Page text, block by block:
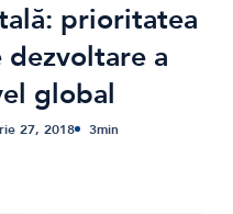
& taxe
Up
prioritatea
a
global
27, 2018 3min